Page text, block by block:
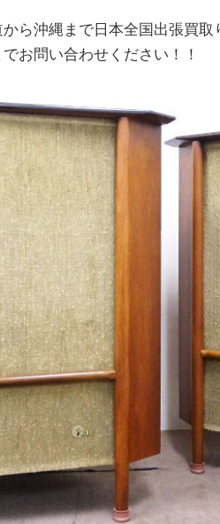
ら沖縄まで日本全国出張買取
お問い合わせください！！